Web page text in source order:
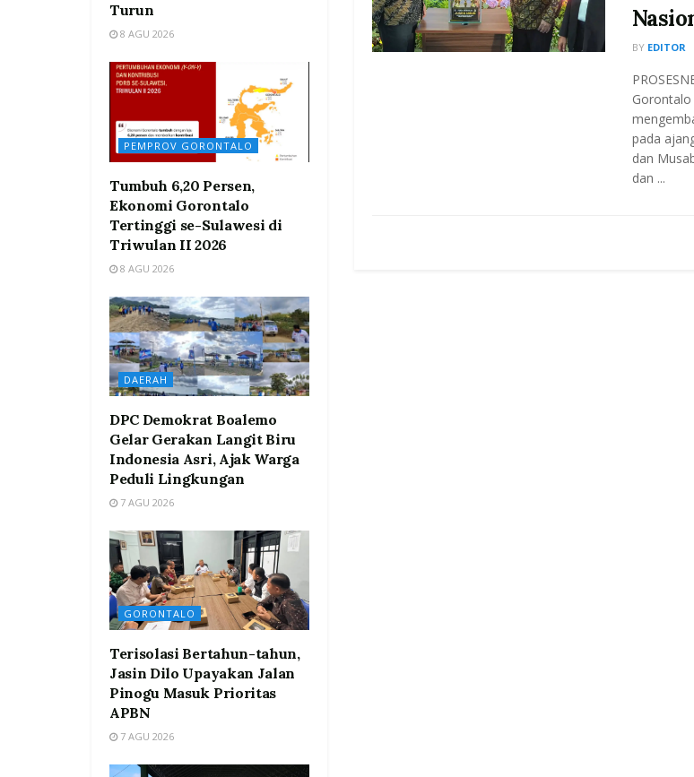
BY EDITOR
Gorontalo
pada
dan
dan ...
Turun
8 AGU 2026
PEMPROV GORONTALO
Tumbuh 6,20 Persen,
Ekonomi Gorontalo
Tertinggi se-Sulawesi di
Triwulan II 2026
8 AGU 2026
DAERAH
DPC Demokrat Boalemo
Gelar Gerakan Langit Biru
Indonesia Asri, Ajak Warga
Peduli Lingkungan
7 AGU 2026
GORONTALO
Terisolasi Bertahun-tahun,
Jasin Dilo Upayakan Jalan
Pinogu Masuk Prioritas
APBN
7 AGU 2026